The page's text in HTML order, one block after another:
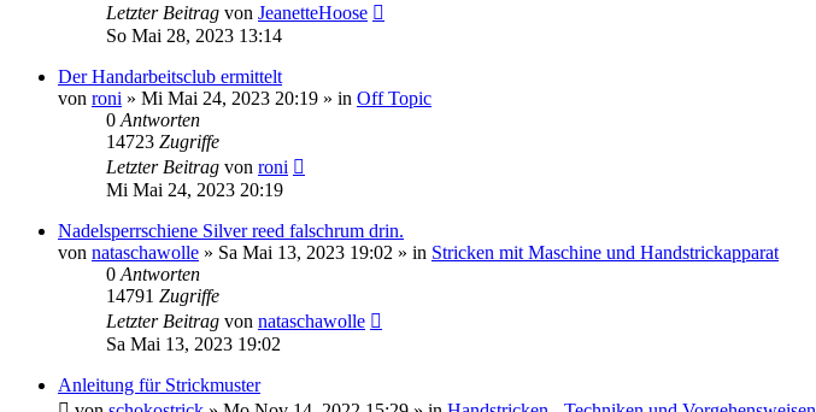
Letzter Beitrag von JeanetteHoose
So Mai 28, 2023 13:14
Der Handarbeitsclub ermittelt
von roni » Mi Mai 24, 2023 20:19 » in Off Topic
0 Antworten
14723 Zugriffe
Letzter Beitrag von roni
Mi Mai 24, 2023 20:19
Nadelsperrschiene Silver reed falschrum drin.
von nataschawolle » Sa Mai 13, 2023 19:02 » in Stricken mit Maschine und Handstrickapparat
0 Antworten
14791 Zugriffe
Letzter Beitrag von nataschawolle
Sa Mai 13, 2023 19:02
Anleitung für Strickmuster